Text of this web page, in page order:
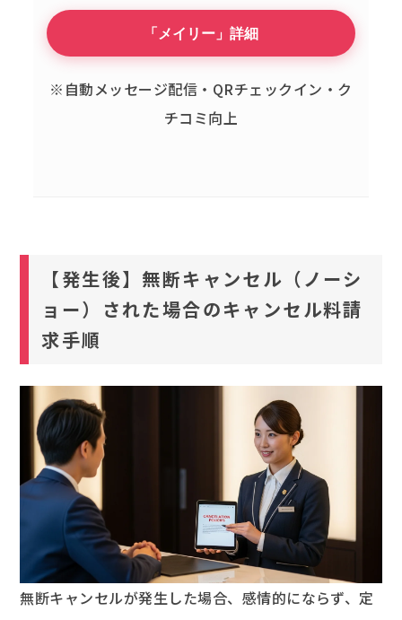
「メイリー」詳細
※自動メッセージ配信・QRチェックイン・ク
チコミ向上
【発生後】無断キャンセル（ノーシ
ョー）された場合のキャンセル料請
求手順
無断キャンセルが発生した場合、感情的にならず、定